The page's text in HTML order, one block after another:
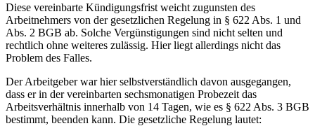
Diese vereinbarte Kündigungsfrist weicht zugunsten des
Arbeitnehmers von der gesetzlichen Regelung in § 622 Abs. 1 und
Abs. 2 BGB ab. Solche Vergünstigungen sind nicht selten und
rechtlich ohne weiteres zulässig. Hier liegt allerdings nicht das
Problem des Falles.
Der Arbeitgeber war hier selbstverständlich davon ausgegangen,
dass er in der vereinbarten sechsmonatigen Probezeit das
Arbeitsverhältnis innerhalb von 14 Tagen, wie es § 622 Abs. 3 BGB
bestimmt, beenden kann. Die gesetzliche Regelung lautet: